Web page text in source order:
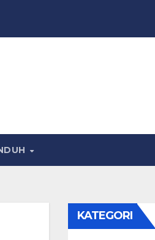
KATEGORI